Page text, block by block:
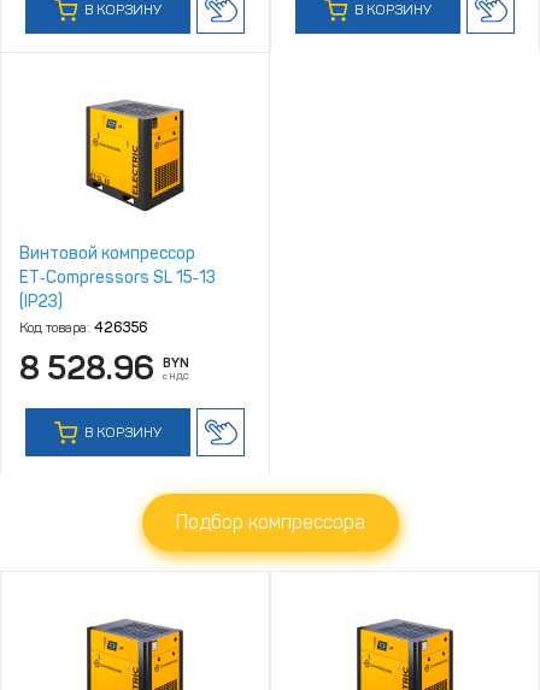
В КОРЗИНУ В КОРЗИНУ
Винтовой компрессор
ET‑Compressors SL 15‑13
(IP23)
Код товара: 426356
8 528.96 BYN
с НДС
В КОРЗИНУ
Подбор компрессора